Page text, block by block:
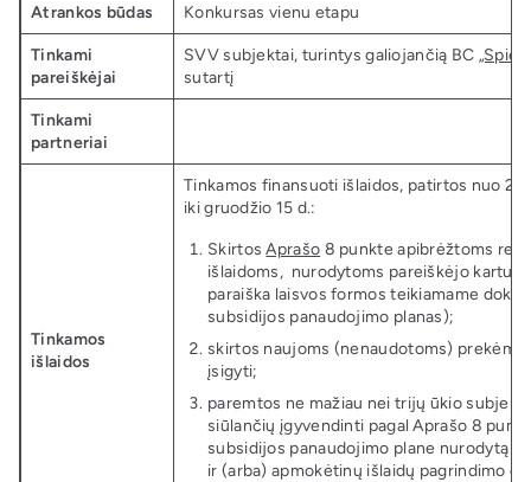
Atrankos būdas Konkursas vienu etapu
Tinkami
pareiškėjai
SVV subjektai, turintys galiojančią BC
sutartį
Tinkami
partneriai
Tinkamos
išlaidos
Tinkamos finansuoti išlaidos, patirtos nuo
iki gruodžio 15 d.:
SkirtosAprašo 8 punkte apibrėžtoms
išlaidoms, nurodytoms pareiškėjo kartu
paraiška laisvos formos teikiamame
subsidijos panaudojimo planas);
skirtos naujoms (nenaudotoms) prekėms
įsigyti;
paremtos ne mažiau nei trijų ūkio
siūlančių įgyvendinti pagal Aprašo 8
subsidijos panaudojimo plane nurodytą
ir (arba) apmokėtinų išlaidų pagrindimo